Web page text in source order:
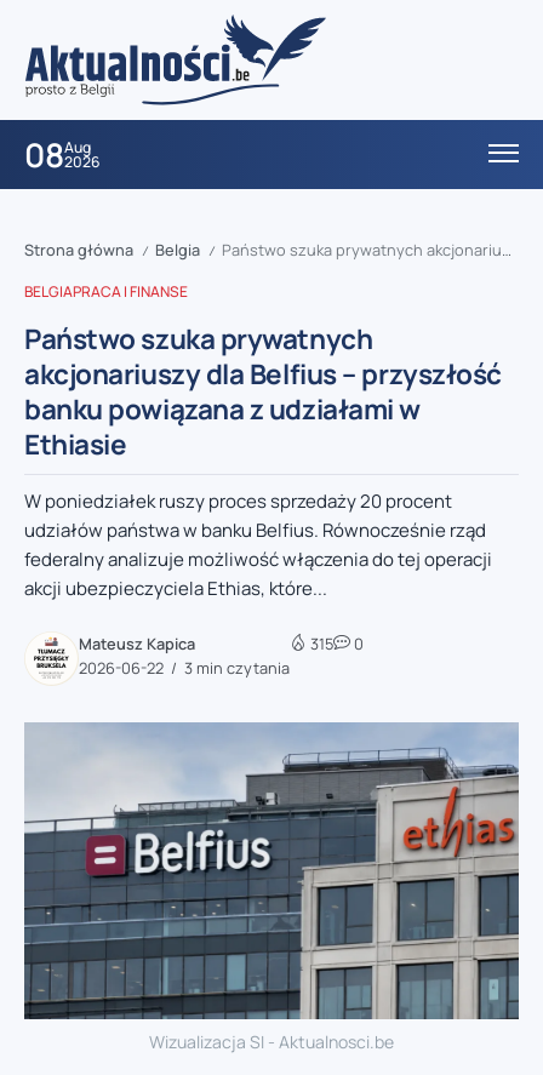
08Aug
2026
Strona główna / Belgia / Państwo szuka prywatnych akcjonariuszy dla Belfius – przyszłość banku powiązana z udziałami w Ethiasie
BELGIAPRACA I FINANSE
Państwo szuka prywatnych
akcjonariuszy dla Belfius – przyszłość
banku powiązana z udziałami w
Ethiasie
W poniedziałek ruszy proces sprzedaży 20 procent
udziałów państwa w banku Belfius. Równocześnie rząd
federalny analizuje możliwość włączenia do tej operacji
akcji ubezpieczyciela Ethias, które...
Mateusz Kapica
2026-06-22
3 min czytania
315 0
Wizualizacja SI - Aktualnosci.be